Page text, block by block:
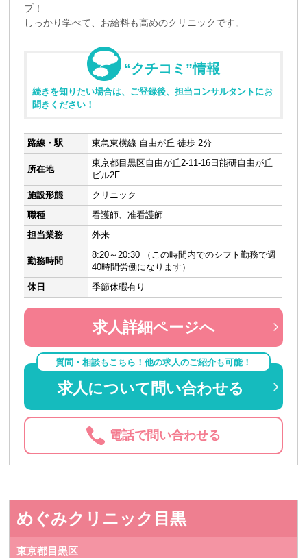
プ！
しっかり学べて、お給料も高めのクリニックです。
“クチコミ”情報
続きを知りたい場合は、ご登録後、担当コンサルタントにお
聞きください！
路線・駅 東急東横線 自由が丘 徒歩 2分
所在地
東京都目黒区自由が丘2-11-16日能研自由が丘
ビル2F
施設形態
クリニック
職種
看護師、准看護師
担当業務
外来
勤務時間
8:20～20:30 （この時間内でのシフト勤務で週
40時間労働になります）
休日
季節休暇有り
求人詳細ページへ
質問・相談もこちら！他の求人のご紹介も可能！
求人について問い合わせる
電話で問い合わせる
めぐみクリニック目黒
東京都目黒区